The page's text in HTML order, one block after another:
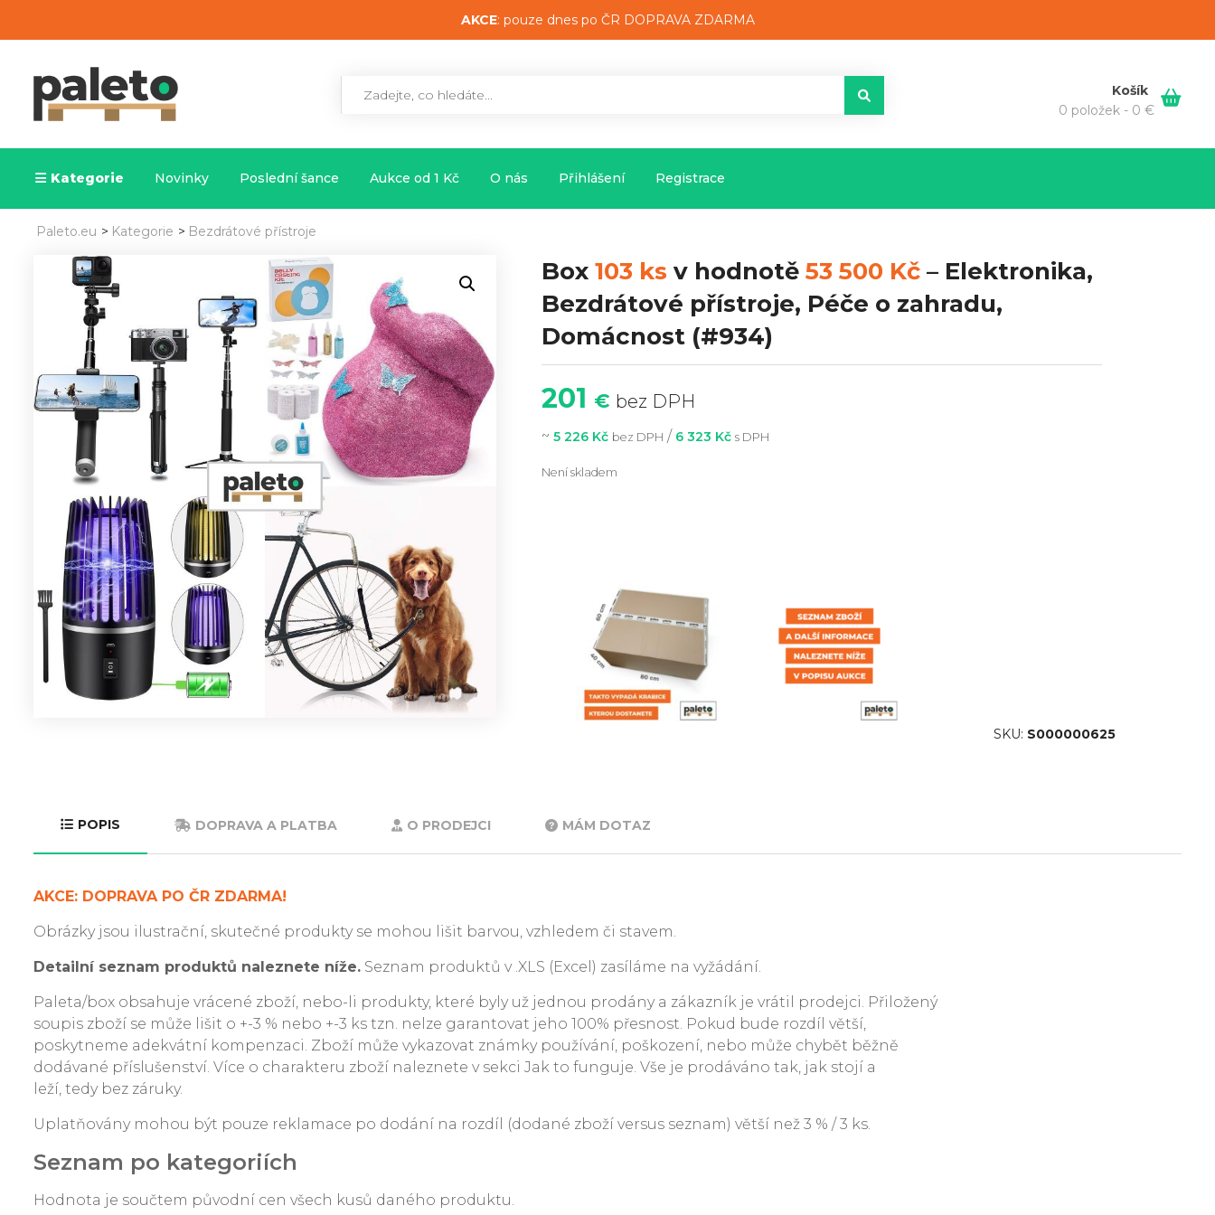
AKCE: pouze dnes po ČR DOPRAVA ZDARMA
Košík
0 položek - 0 €
Kategorie Novinky Poslední šance Aukce od 1 Kč O nás Přihlášení Registrace
Paleto.eu > Kategorie > Bezdrátové přístroje
SKU: S000000625
Box 103 ks v hodnotě 53 500 Kč– Elektronika,
Bezdrátové přístroje, Péče o zahradu,
Domácnost(#934)
201 € bez DPH
~ 5 226 Kč bez DPH / 6 323 Kč s DPH
Není skladem
POPIS DOPRAVA A PLATBA O PRODEJCI MÁM DOTAZ
AKCE: DOPRAVA PO ČR ZDARMA!
Obrázky jsou ilustrační, skutečné produkty se mohou lišit barvou, vzhledem či stavem.
Detailní seznam produktů naleznete níže. Seznam produktů v .XLS (Excel) zasíláme na vyžádání.
Paleta/box obsahuje vrácené zboží, nebo-li produkty, které byly už jednou prodány a zákazník je vrátil prodejci. Přiložený
soupis zboží se může lišit o +-3 % nebo +-3 ks tzn. nelze garantovat jeho 100% přesnost. Pokud bude rozdíl větší,
poskytneme adekvátní kompenzaci. Zboží může vykazovat známky používání, poškození, nebo může chybět běžně
dodávané příslušenství. Více o charakteru zboží naleznete v sekci Jak to funguje. Vše je prodáváno tak, jak stojí a
leží, tedy bez záruky.
Uplatňovány mohou být pouze reklamace po dodání na rozdíl (dodané zboží versus seznam) větší než 3 % / 3 ks.
Seznam po kategoriích
Hodnota je součtem původní cen všech kusů daného produktu.